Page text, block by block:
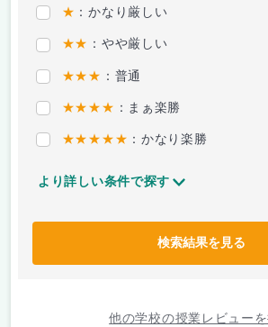
★ ：かなり厳しい
★★ ：やや厳しい
★★★ ：普通
★★★★ ：まぁ楽勝
★★★★★ ：かなり楽勝
より詳しい条件で探す
検索結果を見る
他の学校の授業レビュー